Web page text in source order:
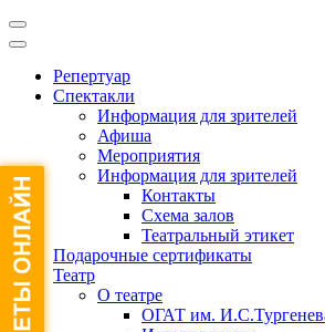
Репертуар
Спектакли
Информация для зрителей
Афиша
Мероприятия
Информация для зрителей
Контакты
Схема залов
Театральный этикет
Подарочные сертификаты
Театр
О театре
ОГАТ им.